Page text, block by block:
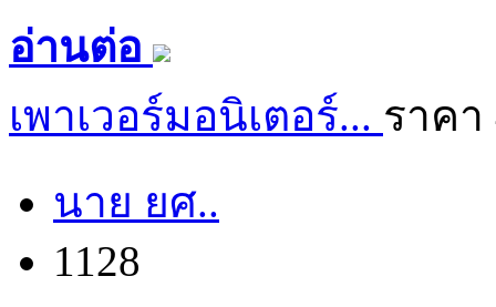
อ่านต่อ
เพาเวอร์มอนิเตอร์... ราคา
นาย ยศ..
1128